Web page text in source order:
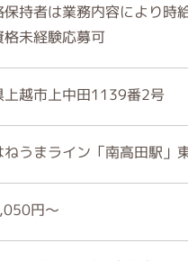
持者は業務内容により時
未経験応募可
上越市上中田1139番2号
ねうまライン「南高田駅」
円～